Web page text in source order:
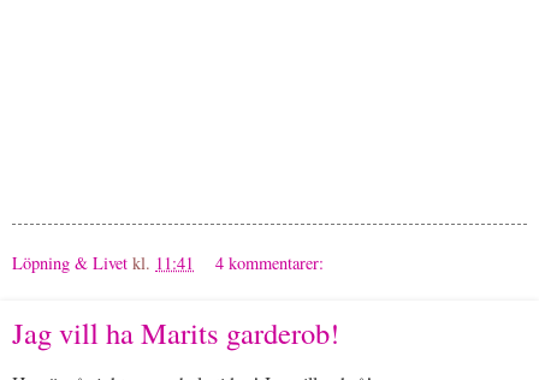
Löpning & Livet kl. 11:41 4 kommentarer:
Jag vill ha Marits garderob!